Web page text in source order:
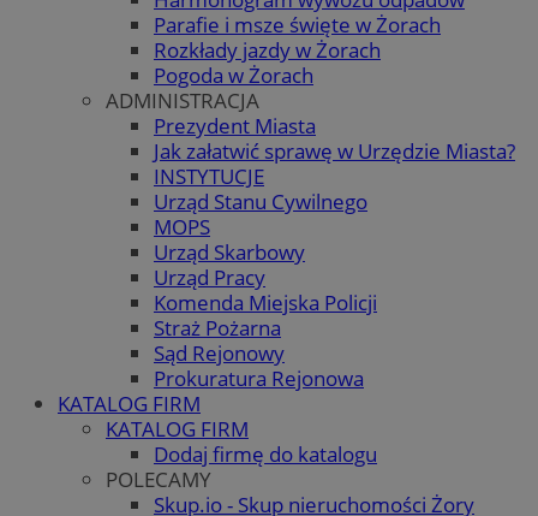
Parafie i msze święte w Żorach
Rozkłady jazdy w Żorach
Pogoda w Żorach
ADMINISTRACJA
Prezydent Miasta
Jak załatwić sprawę w Urzędzie Miasta?
INSTYTUCJE
Urząd Stanu Cywilnego
MOPS
Urząd Skarbowy
Urząd Pracy
Komenda Miejska Policji
Straż Pożarna
Sąd Rejonowy
Prokuratura Rejonowa
KATALOG FIRM
KATALOG FIRM
Dodaj firmę do katalogu
POLECAMY
Skup.io - Skup nieruchomości Żory